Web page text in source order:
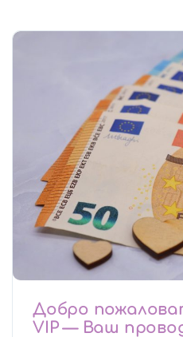
Добро
VIP — Ваш